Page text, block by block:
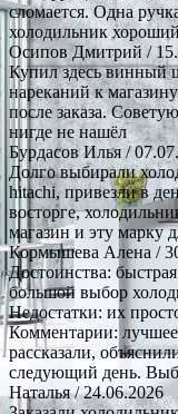
сломается. Одна
холодильник
Осипов Дмитрий /
Купил здесь винный
нареканий к
после заказа.
нигде не нашёл
Бурдасов Илья/
Долго выбирали
hitachi, привезли в
восторге,
магазин и эту марку
Кормышева Алена /
Достоинства:
большой выбор
Недостатки: их
Комментарии:
рассказали,
следующий день.
Наталья/ 24.06.2026